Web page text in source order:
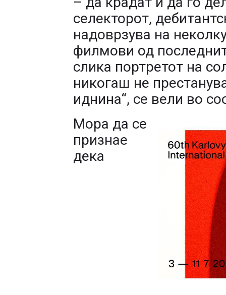
селекторот,
надоврзува на
филмови од
слика портретот на
никогаш не
иднина“, се вели во
Мора да се
признае
дека